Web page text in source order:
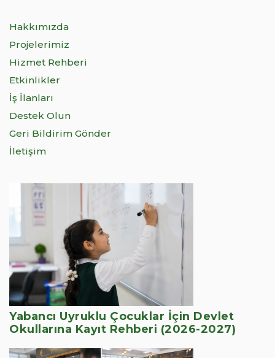
Hakkımızda
Projelerimiz
Hizmet Rehberi
Etkinlikler
İş İlanları
Destek Olun
Geri Bildirim Gönder
İletişim
Yabancı Uyruklu Çocuklar İçin Devlet
Okullarına Kayıt Rehberi (2026-2027)